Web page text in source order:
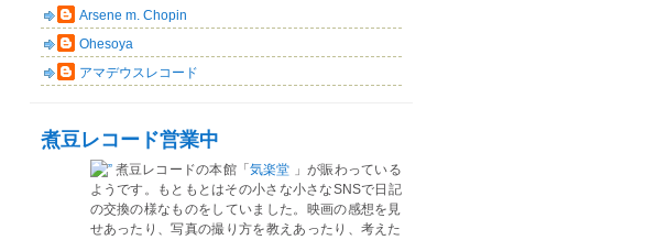
Arsene m. Chopin
Ohesoya
アマデウスレコード
煮豆レコード営業中
煮豆レコードの本館「 気楽堂 」が賑わっている
ようです。もともとはその小さな小さなSNSで日記
の交換の様なものをしていました。映画の感想を見
せあったり、写真の撮り方を教えあったり、考えた